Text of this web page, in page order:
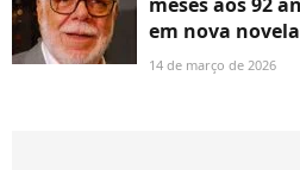
em nova
14 de março de 2026